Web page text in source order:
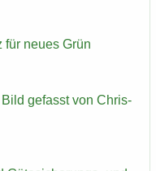
für neues Grün
Bild ge­fasst von Chris­